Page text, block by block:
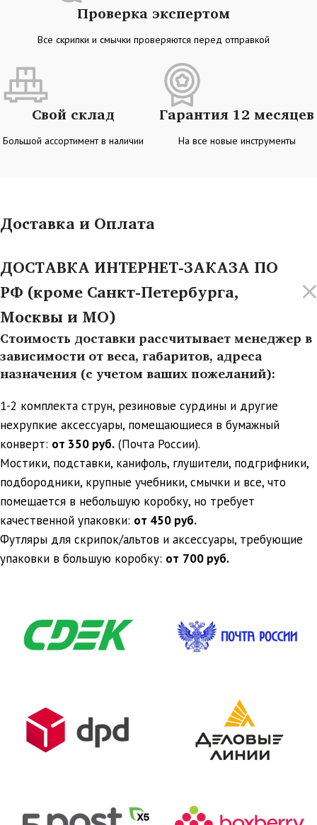
Проверка экспертом
Все скрипки и смычки проверяются перед отправкой
Свой склад
Большой ассортимент в наличии
Гарантия 12 месяцев
На все новые инструменты
Доставка и Оплата
ДОСТАВКА ИНТЕРНЕТ-ЗАКАЗА ПО
РФ (кроме Санкт-Петербурга,
Москвы и МО)
Стоимость доставки рассчитывает менеджер в
зависимости от веса, габаритов, адреса
назначения (с учетом ваших пожеланий):
1-2 комплекта струн, резиновые сурдины и другие
нехрупкие аксессуары, помещающиеся в бумажный
конверт: от 350 руб. (Почта России).
Мостики, подставки, канифоль, глушители, подгрифники,
подбородники, крупные учебники, смычки и все, что
помещается в небольшую коробку, но требует
качественной упаковки: от 450 руб.
Футляры для скрипок/альтов и аксессуары, требующие
упаковки в большую коробку: от 700 руб.